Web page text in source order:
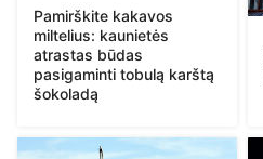
Pamirškite kakavos
miltelius: kaunietės
atrastas būdas
pasigaminti tobulą karštą
šokoladą